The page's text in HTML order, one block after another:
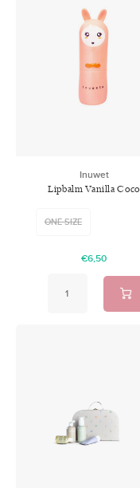
Inuwet
Lipbalm Vanilla Coco
ONE SIZE
€6,50